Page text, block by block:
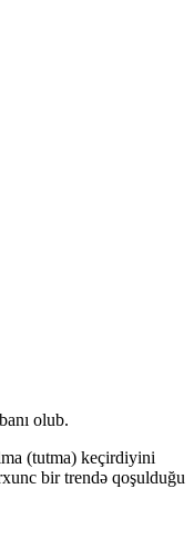
olub.
(tutma) keçirdiyini
bir trendə qoşulduğu